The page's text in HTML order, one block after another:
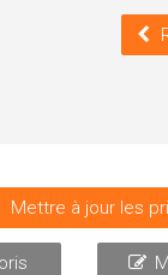
Mettre à jour les